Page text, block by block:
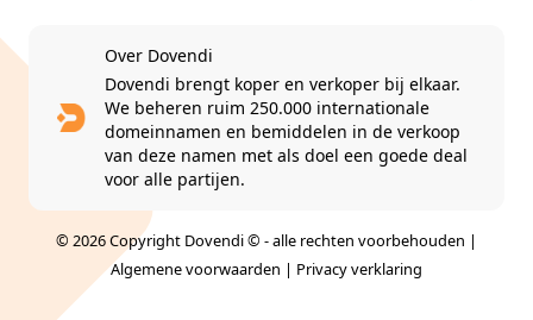
Over Dovendi
Dovendi brengt koper en verkoper bij elkaar.
We beheren ruim 250.000 internationale
domeinnamen en bemiddelen in de verkoop
van deze namen met als doel een goede deal
voor alle partijen.
© 2026 Copyright Dovendi © - alle rechten voorbehouden |
Algemene voorwaarden | Privacy verklaring